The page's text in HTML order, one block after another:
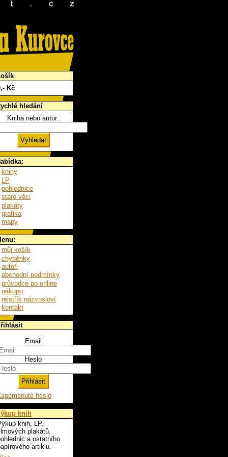
,- Kč
hledání
Kniha nebo autor:
knihy
LP
pohlednice
staré věci
plakáty
grafika
mapy
můj košík
chyběnky
autoři
obchodní podmínky
průvodce po online
nákupu
rejstřík názvosloví
kontakt
Email
Heslo
heslo
knih
knih, LP,
plakátů,
a ostatního
artiklu.